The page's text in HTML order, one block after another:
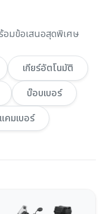
อมข้อเสนอสุดพิเศษ
เกียร์อัตโนมัติ
บ๊อบเบอร์
คมเบอร์